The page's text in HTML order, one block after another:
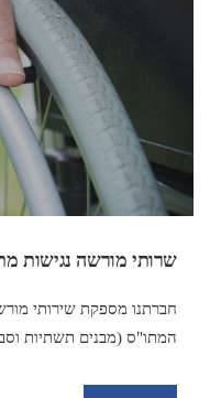
שרותי מורשה נגישות
חברתנו מספקת שירותי
המתו"ס (מבנים תשתיות